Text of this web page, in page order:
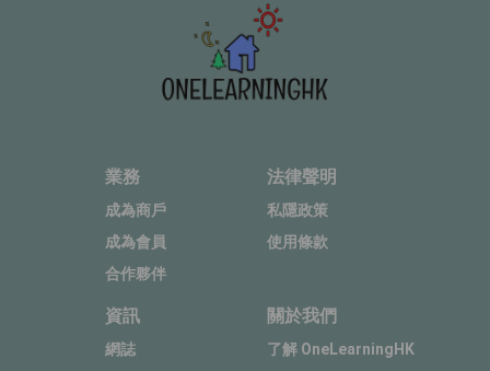
業務
成為商戶
成為會員
合作夥伴
法律聲明
私隱政策
使用條款
資訊
網誌
關於我們
了解 OneLearningHK